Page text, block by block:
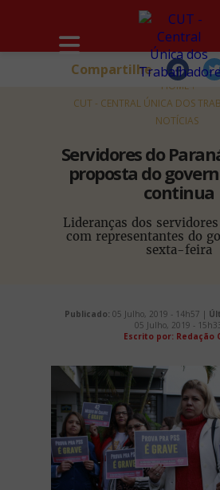
HOME
CUT - CENTRAL ÚNICA DOS
NOTÍCIAS
Servidores do
proposta do
continua
Lideranças dos
com representantes do
sexta-feira
Compartilhe
Publicado: 05 Julho, 2019 - 14h57 |
05 Julho, 2019 -
Escrito por: Redação